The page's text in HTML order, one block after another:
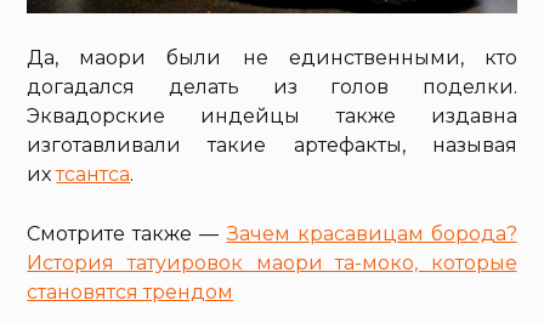
Да, маори были не единственными, кто
догадался делать из голов поделки.
Эквадорские индейцы также издавна
изготавливали такие артефакты, называя
ихтсантса.
Смотрите также —Зачем красавицам борода?
История татуировок маори та-моко, которые
становятся трендом